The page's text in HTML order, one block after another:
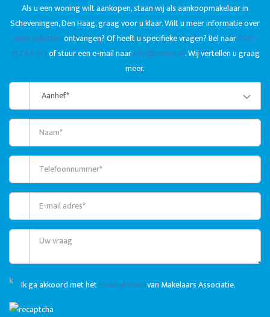
Als u een woning wilt aankopen, staan wij als aankoopmakelaar in
Scheveningen, Den Haag, graag voor u klaar. Wilt u meer informatie over
onze dienstenontvangen? Of heeft u specifieke vragen? Bel naar070 -
352 68 00of stuur een e-mail naarinfo@makas.nl. Wij vertellen u graag
meer.
Aanhef*
Ik ga akkoord met hetPrivacybeleidvan Makelaars Associatie.